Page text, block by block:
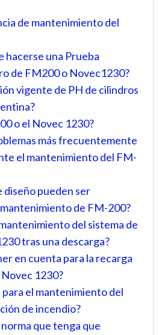
de mantenimiento del
hacerse una Prueba
de FM200 o Novec1230?
vigente de PH de cilindros
o el Novec 1230?
más frecuentemente
el mantenimiento del FM-
diseño pueden ser
de FM-200?
del sistema de
tras una descarga?
en cuenta para la recarga
1230?
para el mantenimiento del
de incendio?
que tenga que